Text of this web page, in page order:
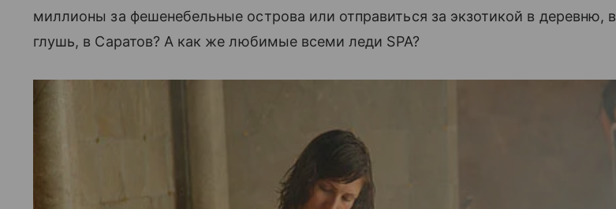
миллионы за фешенебельные острова или отправиться за экзотикой в деревню, в
глушь, в Саратов? А как же любимые всеми леди SPA?